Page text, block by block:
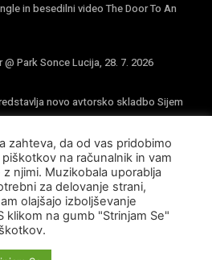
in besedilni video The Door To An
Park Sonce Lucija, 28. 7. 2026
novo avtorsko skladbo Sijem
zahteva, da od vas pridobimo
na računalnik in vam
njimi. Muzikobala uporablja
za delovanje strani,
olajšajo izboljševanje
klikom na gumb "Strinjam Se"